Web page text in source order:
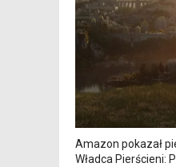
Amazon pokazał
Władca Pierścieni: